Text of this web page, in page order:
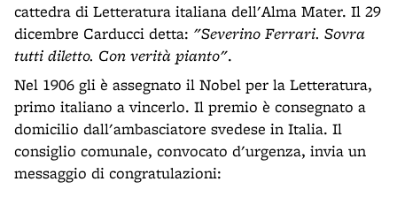
cattedra di Letteratura italiana dell'Alma Mater. Il 29
dicembre Carducci detta: "Severino Ferrari. Sovra
tutti diletto. Con verità pianto".
Nel 1906 gli è assegnato il Nobel per la Letteratura,
primo italiano a vincerlo. Il premio è consegnato a
domicilio dall'ambasciatore svedese in Italia. Il
consiglio comunale, convocato d'urgenza, invia un
messaggio di congratulazioni: